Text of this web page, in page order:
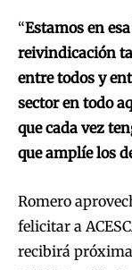
“Estamos en
reivindicación
entre todos y
sector en todo
que cada vez
que amplíe los
Romero
felicitar a
recibirá